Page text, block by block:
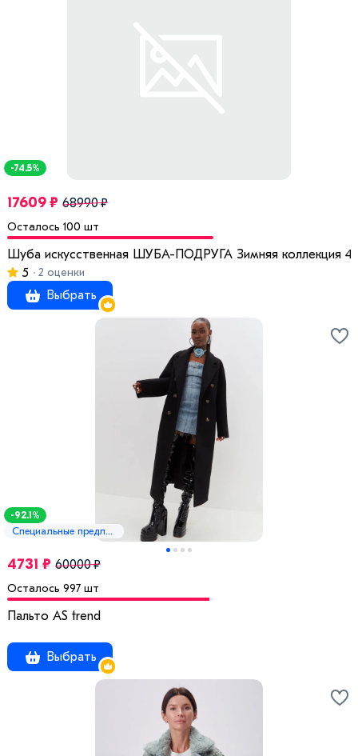
-74.5%
17609 ₽ 68990 ₽
Осталось 100 шт
Шуба искусственная ШУБА-ПОДРУГА Зимняя коллекция
5
2 оценки
Выбрать
-92.1%
Специальные предложения
4731 ₽ 60000 ₽
Осталось 997 шт
Пальто AS trend
Выбрать